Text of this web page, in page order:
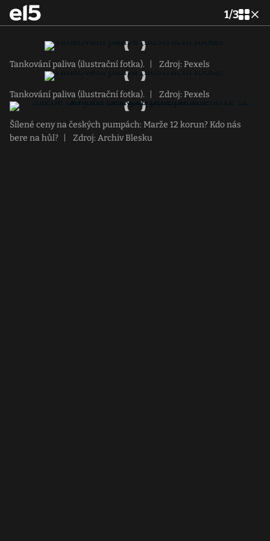
1/3
Tankování paliva (ilustrační fotka). Zdroj: Pexels
Tankování paliva (ilustrační fotka). Zdroj: Pexels
Šílené ceny na českých pumpách: Marže 12 korun? Kdo nás
bere na hůl?
Zdroj: Archiv Blesku